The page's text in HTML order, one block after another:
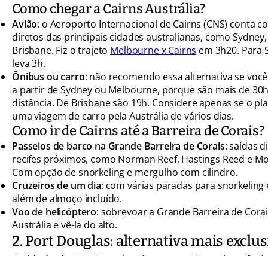
Como chegar a Cairns Austrália?
Avião: o Aeroporto Internacional de Cairns (CNS) conta
diretos das principais cidades australianas, como
Brisbane. Fiz o trajeto Melbourne x Cairns em 3h20. Para
leva 3h.
Ônibus ou carro: não recomendo essa alternativa se
a partir de Sydney ou Melbourne, porque são mais de
distância. De Brisbane são 19h. Considere apenas se o
uma viagem de carro pela Austrália de vários dias.
Como ir de Cairns até a Barreira de Corais?
Passeios de barco na Grande Barreira de Corais: saídas
recifes próximos, como Norman Reef, Hastings Reed e
Com opção de snorkeling e mergulho com cilindro.
Cruzeiros de um dia: com várias paradas para snorkeling
além de almoço incluído.
Voo de helicóptero: sobrevoar a Grande Barreira de
Austrália e vê-la do alto.
2. Port Douglas: alternativa mais